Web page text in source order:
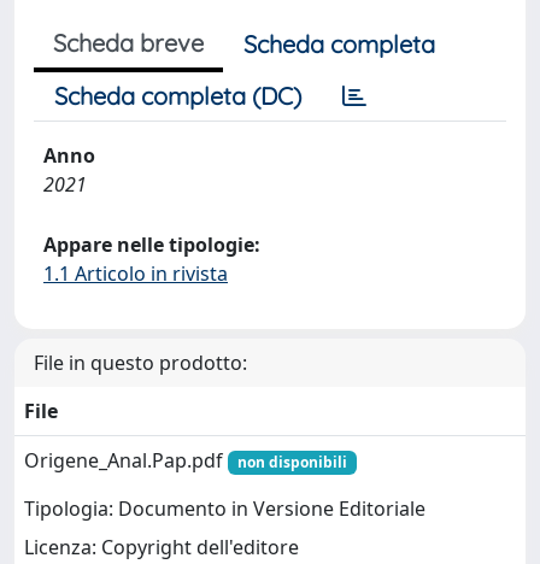
Scheda breve
Scheda completa
Scheda completa (DC)
Anno
2021
Appare nelle tipologie:
1.1 Articolo in rivista
File in questo prodotto:
File
Origene_Anal.Pap.pdf
non disponibili
Tipologia: Documento in Versione Editoriale
Licenza: Copyright dell'editore